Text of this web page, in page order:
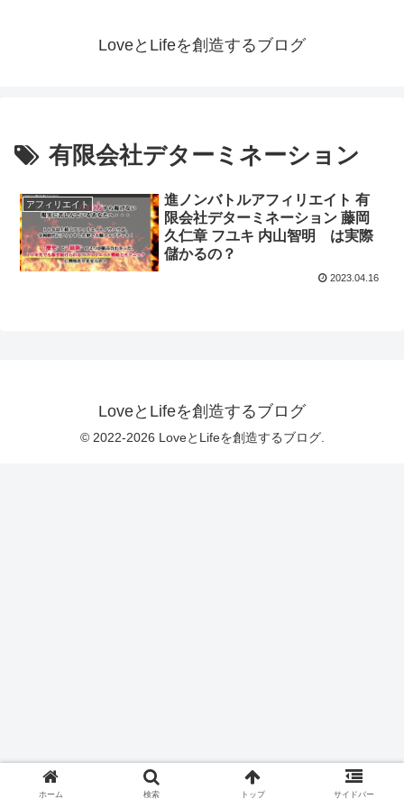
LoveとLifeを創造するブログ
有限会社デターミネーション
アフィリエイト
進ノンバトルアフィリエイト 有
限会社デターミネーション 藤岡
久仁章 フユキ 内山智明 は実際
儲かるの？
2023.04.16
LoveとLifeを創造するブログ
© 2022-2026 LoveとLifeを創造するブログ.
ホーム 検索 トップ サイドバー